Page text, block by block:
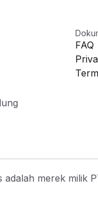
FAQ
adalah merek milik